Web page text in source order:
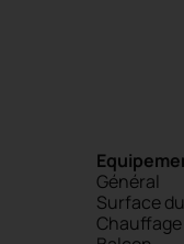
Général
Surface
Chauffage